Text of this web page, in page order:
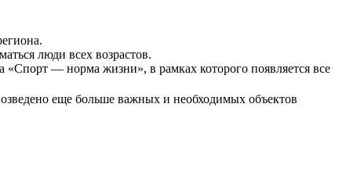
люди всех возрастов.
«Спорт — норма жизни», в рамках которого появляется все
еще больше важных и необходимых объектов